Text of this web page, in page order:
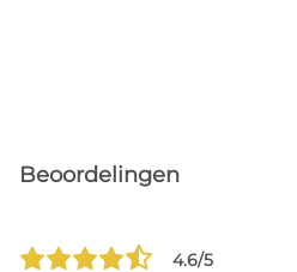
Beoordelingen
4.6/5